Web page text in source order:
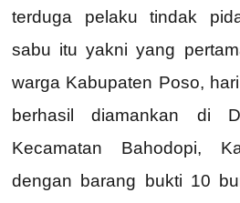
terduga pelaku tindak
sabu itu yakni yang
warga Kabupaten Poso,
berhasil diamankan di
Kecamatan Bahodopi,
dengan barang bukti 10